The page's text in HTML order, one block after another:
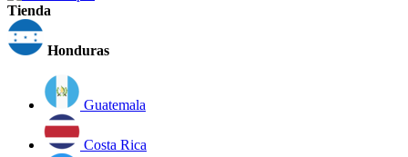
Tienda
Honduras
Guatemala
Costa Rica